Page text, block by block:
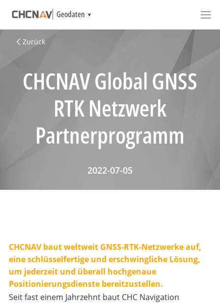
Geodaten
Zurück
CHCNAV Global GNSS
RTK Netzwerk
Partnerprogramm
2022-07-05
CHCNAV baut weltweit GNSS-RTK-Netzwerke auf,
eine schlüsselfertige und erschwingliche Lösung,
um jederzeit und überall hochgenaue
Positionierungsdienste bereitzustellen.
Seit fast einem Jahrzehnt baut CHC Navigation